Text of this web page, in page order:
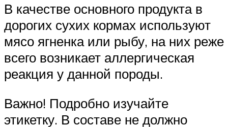
В качестве основного продукта в
дорогих сухих кормах используют
мясо ягненка или рыбу, на них реже
всего возникает аллергическая
реакция у данной породы.
Важно! Подробно изучайте
этикетку. В составе не должно